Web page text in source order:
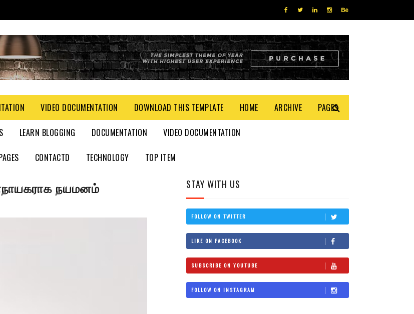
VIDEO DOCUMENTATION DOWNLOAD THIS TEMPLATE HOME ARCHIVE PAGES
LEARN BLOGGING DOCUMENTATION VIDEO DOCUMENTATION
CONTACTD TECHNOLOGY TOP ITEM
நயமனம் STAY WITH US
FOLLOW ON TWITTER
LIKE ON FACEBOOK
SUBSCRIBE ON YOUTUBE
FOLLOW ON INSTAGRAM